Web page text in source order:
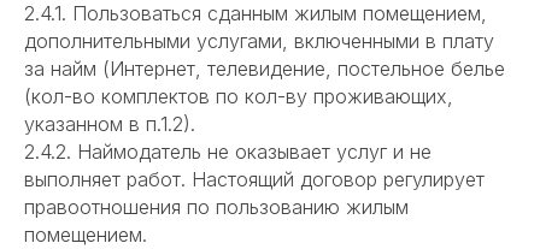
2.4.1. Пользоваться сданным жилым помещением,
дополнительными услугами, включенными в плату
за найм (Интернет, телевидение, постельное белье
(кол-во комплектов по кол-ву проживающих,
указанном в п.1.2).
2.4.2. Наймодатель не оказывает услуг и не
выполняет работ. Настоящий договор регулирует
правоотношения по пользованию жилым
помещением.